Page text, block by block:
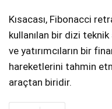
Kısacası, Fibonacci
kullanılan bir dizi
ve yatırımcıların bir
hareketlerini tahmin
araçtan biridir.